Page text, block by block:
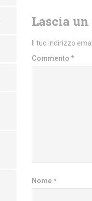
Lascia
Il tuo indirizzo
Commento *
Nome*